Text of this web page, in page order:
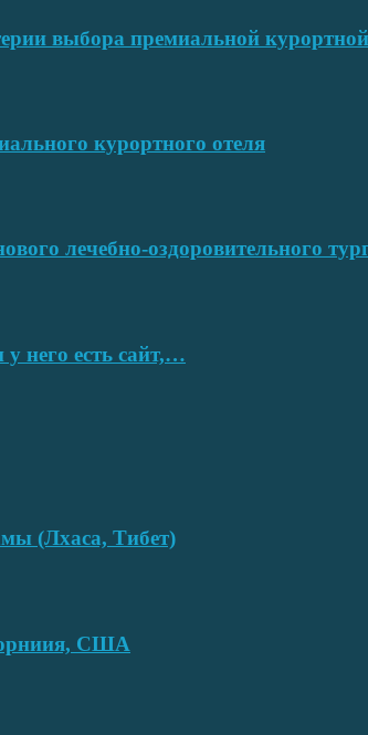
выбора премиальной
курортного отеля
лечебно-оздоровительного
него есть сайт,…
(Лхаса, Тибет)
США